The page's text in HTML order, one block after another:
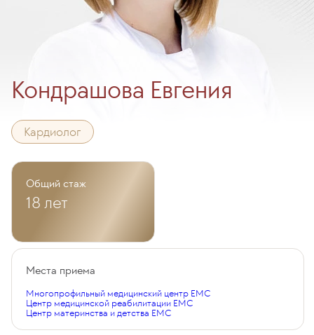
Кондрашова Евгения
Кардиолог
Общий стаж
18 лет
Места приема
Многопрофильный медицинский центр EMC
Центр медицинской реабилитации EMC
Центр материнства и детства EMC